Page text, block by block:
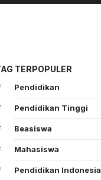
TERPOPULER
Pendidikan
Pendidikan Tinggi
Beasiswa
Mahasiswa
Pendidikan Indonesia